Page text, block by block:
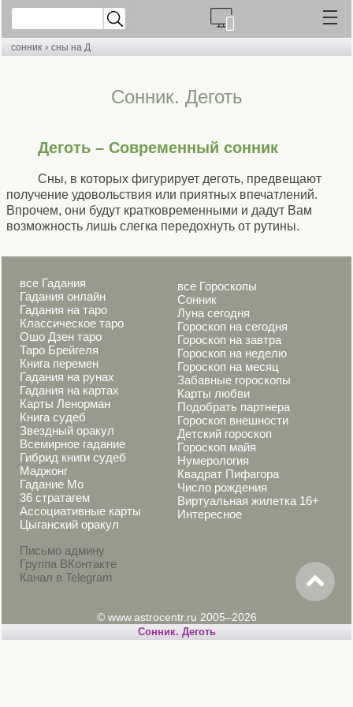
сонник › сны на Д
Cонник. Деготь
Деготь – Современный сонник
Сны, в которых фигурирует деготь, предвещают
получение удовольствия или приятных впечатлений.
Впрочем, они будут кратковременными и дадут Вам
возможность лишь слегка передохнуть от рутины.
все Гадания
Гадания онлайн
Гадания на таро
Классическое таро
Ошо Дзен таро
Таро Брейгеля
Книга перемен
Гадания на рунах
Гадания на картах
Карты Ленорман
Книга судеб
Звездный оракул
Всемирное гадание
Гибрид книги судеб
Маджонг
Гадание Мо
36 стратагем
Ассоциативные карты
Цыганский оракул
Письмо админу
Группа ВКонтакте
Канал в Telegram
все Гороскопы
Сонник
Луна сегодня
Гороскоп на сегодня
Гороскоп на завтра
Гороскоп на неделю
Гороскоп на месяц
Забавные гороскопы
Карты любви
Подобрать партнера
Гороскоп внешности
Детский гороскоп
Гороскоп майя
Нумерология
Квадрат Пифагора
Число рождения
Виртуальная жилетка 16+
Интересное
© www.astrocentr.ru 2005–2026
Cонник. Деготь